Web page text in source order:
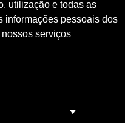
utilização e todas as
informações pessoais dos
serviços